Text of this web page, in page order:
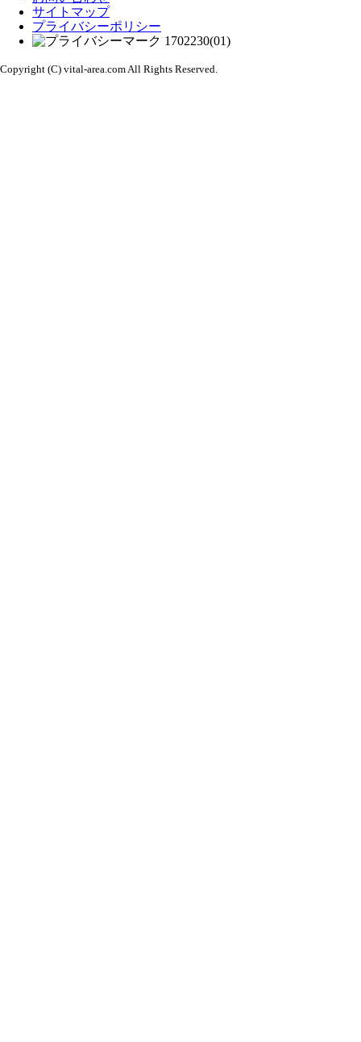
サイトマップ
プライバシーポリシー
Copyright (C) vital-area.com All Rights Reserved.